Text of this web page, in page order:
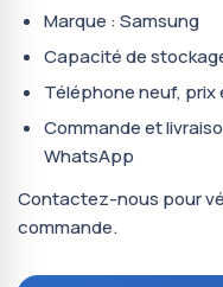
Marque : Samsung
Capacité de
Téléphone neuf, prix
Commande et
WhatsApp
Contactez-nous pour
commande.